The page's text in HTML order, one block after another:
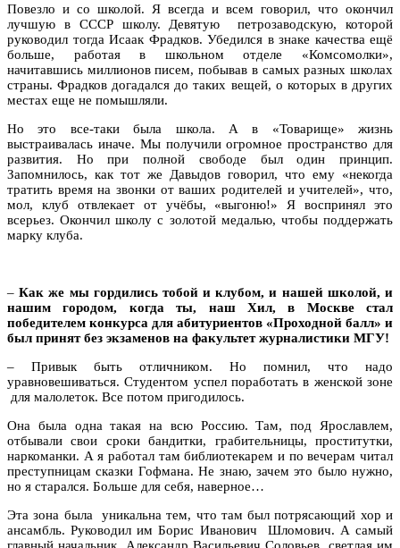
Повезло и со школой. Я всегда и всем говорил, что окончил
лучшую в СССР школу. Девятую петрозаводскую, которой
руководил тогда Исаак Фрадков. Убедился в знаке качества ещё
больше, работая в школьном отделе «Комсомолки»,
начитавшись миллионов писем, побывав в самых разных школах
страны. Фрадков догадался до таких вещей, о которых в других
местах еще не помышляли.
Но это все-таки была школа. А в «Товарище» жизнь
выстраивалась иначе. Мы получили огромное пространство для
развития. Но при полной свободе был один принцип.
Запомнилось, как тот же Давыдов говорил, что ему «некогда
тратить время на звонки от ваших родителей и учителей», что,
мол, клуб отвлекает от учёбы, «выгоню!» Я воспринял это
всерьез. Окончил школу с золотой медалью, чтобы поддержать
марку клуба.
– Как же мы гордились тобой и клубом, и нашей школой, и
нашим городом, когда ты, наш Хил, в Москве стал
победителем конкурса для абитуриентов «Проходной балл» и
был принят без экзаменов на факультет журналистики МГУ!
– Привык быть отличником. Но помнил, что надо
уравновешиваться. Студентом успел поработать в женской зоне
для малолеток. Все потом пригодилось.
Она была одна такая на всю Россию. Там, под Ярославлем,
отбывали свои сроки бандитки, грабительницы, проститутки,
наркоманки. А я работал там библиотекарем и по вечерам читал
преступницам сказки Гофмана. Не знаю, зачем это было нужно,
но я старался. Больше для себя, наверное…
Эта зона была уникальна тем, что там был потрясающий хор и
ансамбль. Руководил им Борис Иванович Шломович. А самый